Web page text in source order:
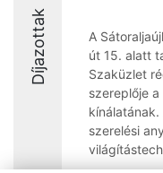
Díjazottak
A
út 15. alatt
Szaküzlet
szereplője
szerelési